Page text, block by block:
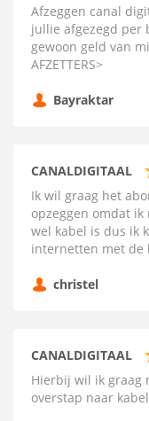
Afzeggen canal
jullie afgezegd per
gewoon geld van
AFZETTERS>
Bayraktar
CANALDIGITAAL
Ik wil graag het
opzeggen omdat
wel kabel is dus ik
internetten met de
christel
CANALDIGITAAL
Hierbij wil ik graag
overstap naar